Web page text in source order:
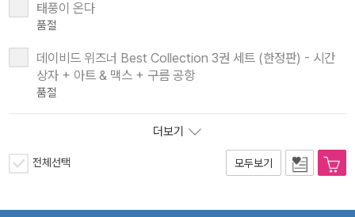
태풍이 온다
품절
데이비드 위즈너 Best Collection 3권 세트 (한정판) - 시간
상자 + 아트 & 맥스 + 구름 공항
품절
더보기
전체선택 모두보기